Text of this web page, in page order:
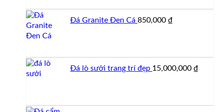
1,650,000 ₫.
Đá Granite Đen Cá 850,000 ₫
Đá lò sưởi trang trí đẹp 15,000,000 ₫